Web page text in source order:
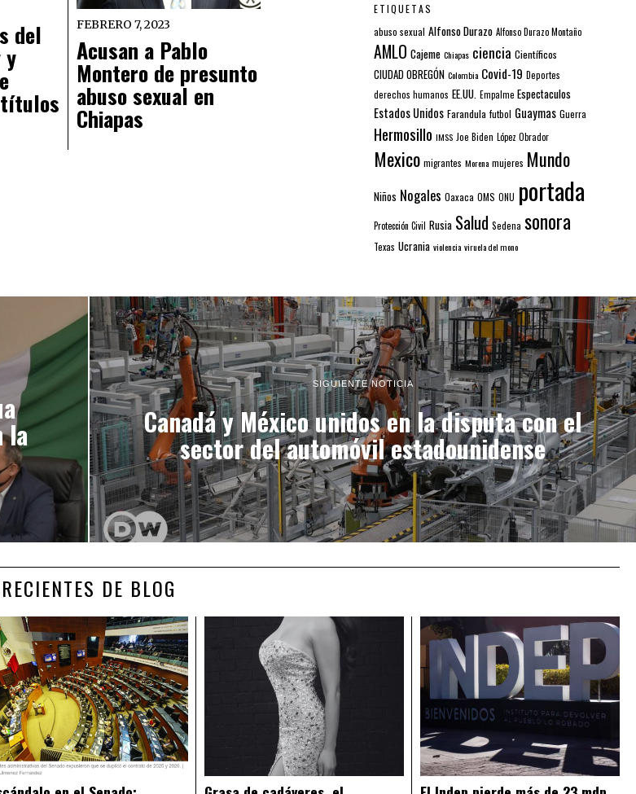
del
y
FEBRERO 7, 2023
Acusan a Pablo
Montero de presunto
abuso sexual en
Chiapas
ETIQUETAS
abuso sexual Alfonso Durazo Alfonso Durazo Montaño
AMLO Cajeme Chiapas ciencia Científicos
CIUDAD OBREGÓN Colombia Covid-19 Deportes
derechos humanos EE.UU. Empalme Espectaculos
Estados Unidos Farandula futbol Guaymas Guerra
Hermosillo IMSS Joe Biden López Obrador
Mexico migrantes Morena mujeres Mundo
Niños Nogales Oaxaca OMS ONU portada
Protección Civil Rusia Salud Sedena sonora
Texas Ucrania violencia viruela del mono
la
SIGUIENTE NOTICIA
Canadá y México unidos en la disputa con el
sector del automóvil estadounidense
RECIENTES DE BLOG